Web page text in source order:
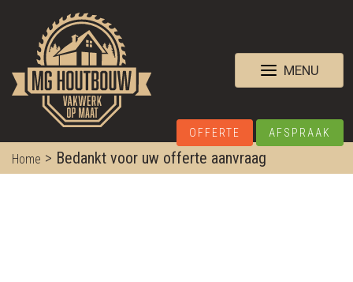
MENU
OFFERTE AFSPRAAK
Home > Bedankt voor uw offerte aanvraag